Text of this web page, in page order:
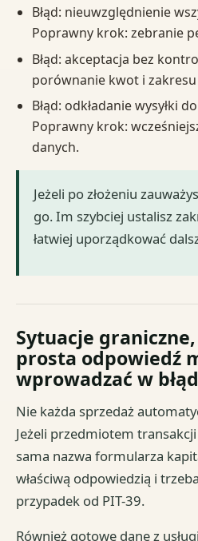
Błąd: nieuwzględnienie
Poprawny krok: zebranie
Błąd: akceptacja bez
porównanie kwot i
Błąd: odkładanie wysyłki
Poprawny krok:
danych.
Jeżeli po złożeniu
go. Im szybciej ustalisz
łatwiej uporządkować
Sytuacje
prosta odpowiedź
wprowadzać w błąd
Nie każda sprzedaż
Jeżeli przedmiotem
sama nazwa formularza
właściwą odpowiedzią i
przypadek od PIT-39.
Również gotowe dane z